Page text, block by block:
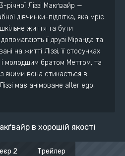
річної Ліззі Макґвайр —
дівчинки-підлітка, яка мріє
життя та бути
її друзі Міранда та
на житті Ліззі, її стосунках
молодшим братом Меттом, та
якими вона стикається в
має анімоване alter ego,
в хорошій якості
2 Трейлер